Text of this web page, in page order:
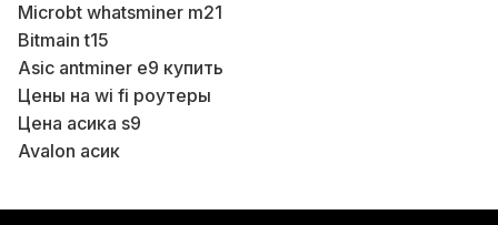
Microbt whatsminer m21
Bitmain t15
Asic antminer e9 купить
Цены на wi fi роутеры
Цена асика s9
Avalon асик
Антмайнер д7